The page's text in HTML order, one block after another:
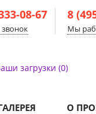
08-67 8
Мы
загрузки (0)
О